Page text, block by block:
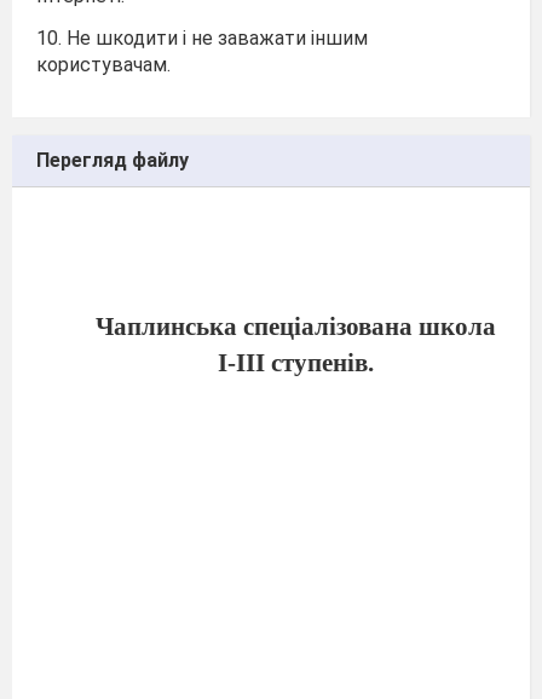
10. Не шкодити і не заважати іншим
користувачам.
Перегляд файлу
Чаплинська спеціалізована школа
І-ІІІ ступенів.